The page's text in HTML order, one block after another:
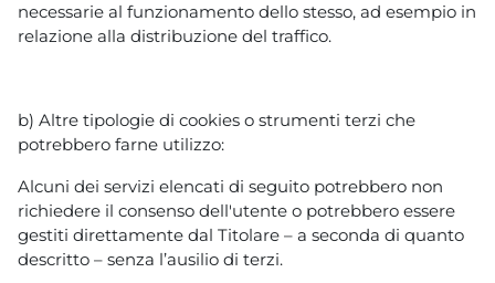
necessarie al funzionamento dello stesso, ad esempio in
relazione alla distribuzione del traffico.
b) Altre tipologie di cookies o strumenti terzi che
potrebbero farne utilizzo:
Alcuni dei servizi elencati di seguito potrebbero non
richiedere il consenso dell'utente o potrebbero essere
gestiti direttamente dal Titolare – a seconda di quanto
descritto – senza l’ausilio di terzi.